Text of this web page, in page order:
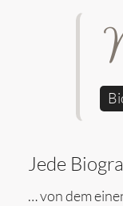
Jede
… von dem